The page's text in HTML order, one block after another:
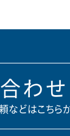
わせ
などはこちら